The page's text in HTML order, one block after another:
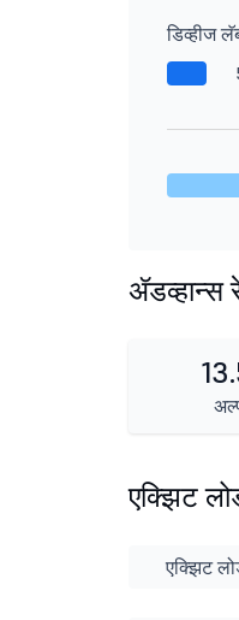
डिव्हीज
ॲडव्हान्स
एक्झिट
एक्झिट